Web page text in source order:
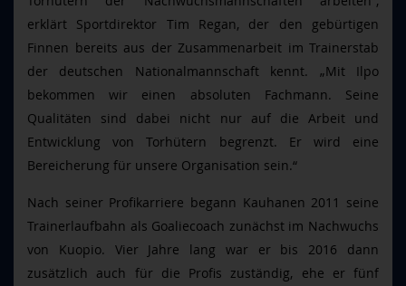
erklärt Sportdirektor Tim Regan, der den gebürtigen
Finnen bereits aus der Zusammenarbeit im Trainerstab
der deutschen Nationalmannschaft kennt. „Mit Ilpo
bekommen wir einen absoluten Fachmann. Seine
Qualitäten sind dabei nicht nur auf die Arbeit und
Entwicklung von Torhütern begrenzt. Er wird eine
Bereicherung für unsere Organisation sein.“
Nach seiner Profikarriere begann Kauhanen 2011 seine
Trainerlaufbahn als Goaliecoach zunächst im Nachwuchs
von Kuopio. Vier Jahre lang war er bis 2016 dann
zusätzlich auch für die Profis zuständig, ehe er fünf